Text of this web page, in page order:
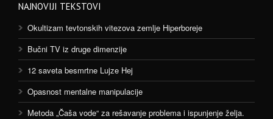
NAJNOVIJI TEKSTOVI
Okultizam tevtonskih vitezova zemlje Hiperboreje
Bučni TV iz druge dimenzije
12 saveta besmrtne Lujze Hej
Opasnost mentalne manipulacije
Metoda „Čaša vode“ za rešavanje problema i ispunjenje želja.